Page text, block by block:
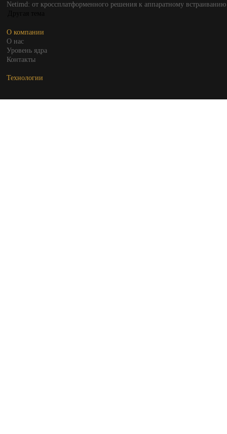
Netimd: от кроссплатформенного решения к аппаратному встраиванию
О компании
О нас
Уровень ядра
Контакты
Технологии